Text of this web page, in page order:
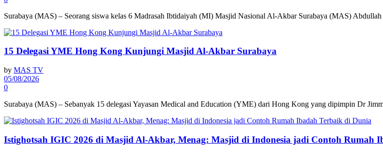
Surabaya (MAS) – Seorang siswa kelas 6 Madrasah Ibtidaiyah (MI) Masjid Nasional Al-Akbar Surabaya (MAS)
15 Delegasi YME Hong Kong Kunjungi Masjid Al-Akbar Surabaya
by MAS TV
05/08/2026
0
Surabaya (MAS) – Sebanyak 15 delegasi Yayasan Medical and Education (YME) dari Hong Kong yang dipimpin Dr
Istighotsah IGIC 2026 di Masjid Al-Akbar, Menag: Masjid di Indonesia jadi Contoh Rumah